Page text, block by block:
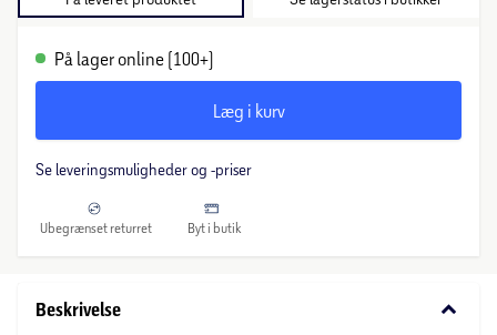
På lager online (100+)
Læg i kurv
Se leveringsmuligheder og -priser
Ubegrænset returret Byt i butik
Beskrivelse keyboard_arrow_down